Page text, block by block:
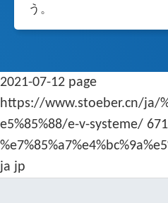
う。
2021-07-12 page
https://www.stoeber.cn/ja/
e5%85%88/e-v-systeme/
ja jp